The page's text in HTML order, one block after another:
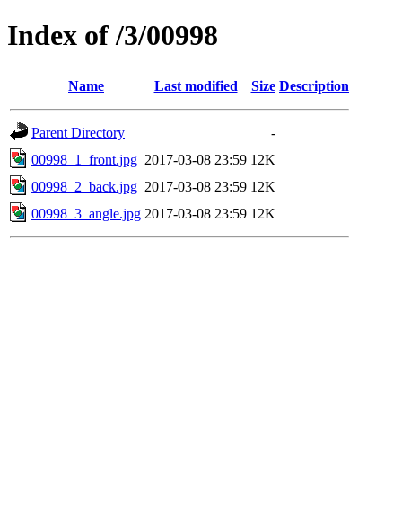
Index of /3/00998
Name Last modified Size Description
Parent Directory
-
00998_1_front.jpg 2017-03-08 23:59 12K
00998_2_back.jpg 2017-03-08 23:59 12K
00998_3_angle.jpg 2017-03-08 23:59 12K